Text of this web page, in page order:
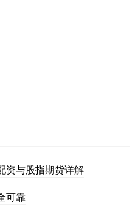
资与股指期货详解
可靠